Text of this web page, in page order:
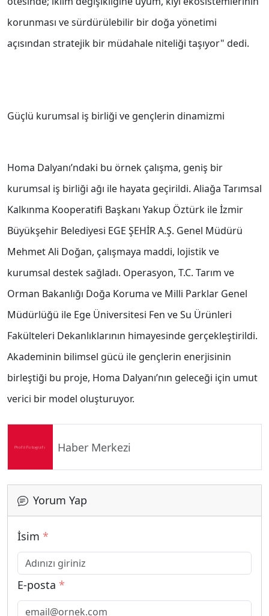
korunması ve sürdürülebilir bir doğa yönetimi
açısından stratejik bir müdahale niteliği taşıyor" dedi.
Güçlü kurumsal iş birliği ve gençlerin dinamizmi
Homa Dalyanı’ndaki bu örnek çalışma, geniş bir
kurumsal iş birliği ağı ile hayata geçirildi. Aliağa Tarımsal
Kalkınma Kooperatifi Başkanı Yakup Öztürk ile İzmir
Büyükşehir Belediyesi EGE ŞEHİR A.Ş. Genel Müdürü
Mehmet Ali Doğan, çalışmaya maddi, lojistik ve
kurumsal destek sağladı. Operasyon, T.C. Tarım ve
Orman Bakanlığı Doğa Koruma ve Milli Parklar Genel
Müdürlüğü ile Ege Üniversitesi Fen ve Su Ürünleri
Fakülteleri Dekanlıklarının himayesinde gerçekleştirildi.
Akademinin bilimsel gücü ile gençlerin enerjisinin
birleştiği bu proje, Homa Dalyanı’nın geleceği için umut
verici bir model oluşturuyor.
Haber Merkezi
Yorum Yap
İsim *
E-posta *